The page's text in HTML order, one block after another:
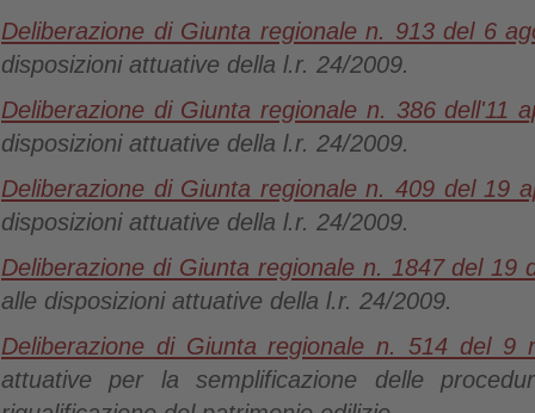
Deliberazione di Giunta regionale n. 913 del 6
disposizioni attuative della l.r. 24/2009.
Deliberazione di Giunta regionale n. 386 dell'11
disposizioni attuative della l.r. 24/2009.
Deliberazione di Giunta regionale n. 409 del 19
disposizioni attuative della l.r. 24/2009.
Deliberazione di Giunta regionale n. 1847 del 19
alle disposizioni attuative della l.r. 24/2009.
Deliberazione di Giunta regionale n. 514 del 9
attuative per la semplificazione delle